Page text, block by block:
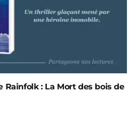
Rainfolk : La Mort des bois de